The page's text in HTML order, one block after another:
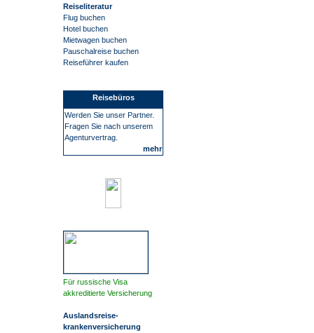
Reiseliteratur
Flug buchen
Hotel buchen
Mietwagen buchen
Pauschalreise buchen
Reiseführer kaufen
Reisebüros
Werden Sie unser Partner.
Fragen Sie nach unserem
Agenturvertrag.
mehr
Für russische Visa
akkreditierte Versicherung
Auslandsreise-
krankenversicherung